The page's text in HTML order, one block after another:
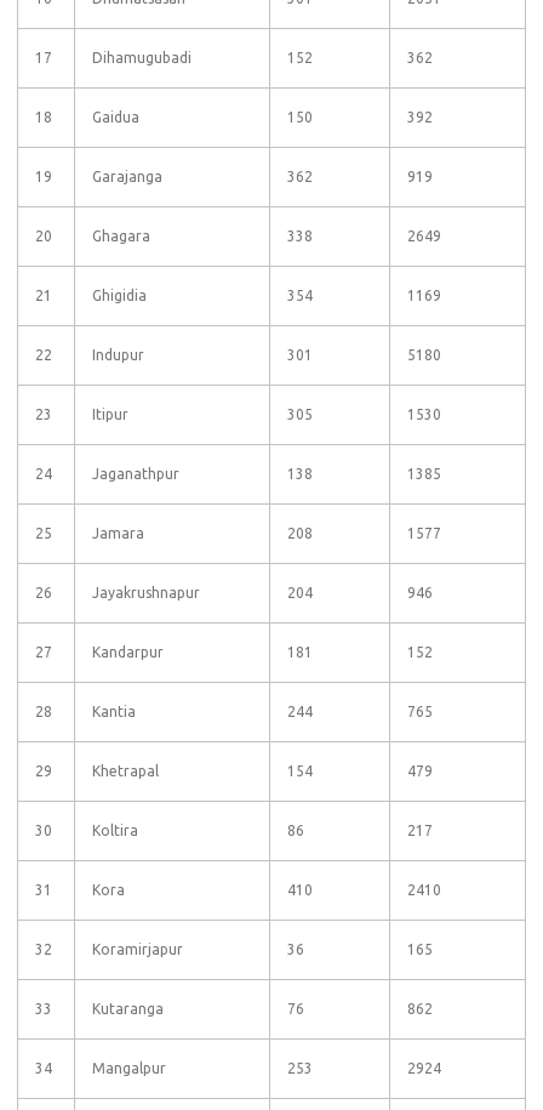
17 Dihamugubadi 152 362
18 Gaidua 150 392
19 Garajanga 362 919
20 Ghagara 338 2649
21 Ghigidia 354 1169
22 Indupur 301 5180
23 Itipur 305 1530
24 Jaganathpur 138 1385
25 Jamara 208 1577
26 Jayakrushnapur 204 946
27 Kandarpur 181 152
28 Kantia 244 765
29 Khetrapal 154 479
30 Koltira 86 217
31 Kora 410 2410
32 Koramirjapur 36 165
33 Kutaranga 76 862
34 Mangalpur 253 2924